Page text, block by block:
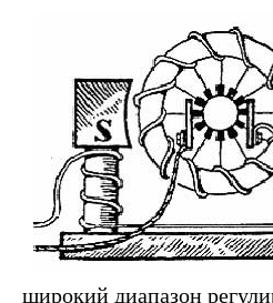
широкий диапазон